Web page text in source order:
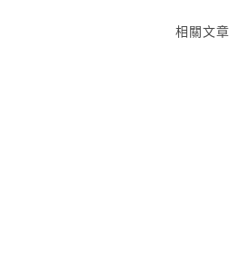
相關文章